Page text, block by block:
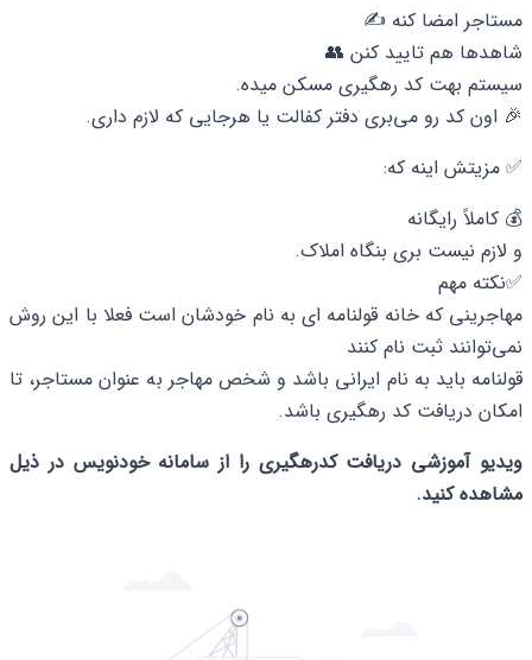
مستاجر امضا کنه ✍️
شاهدها هم تایید کنن 👥
سیستم بهت کد رهگیری مسکن میده.
🎉 اون کد رو می‌بری دفتر کفالت یا هرجایی که لازم داری.
✅ مزیتش اینه که:
💰 کاملاً رایگانه
و لازم نیست بری بنگاه املاک.
✅نکته مهم
مهاجرینی که خانه قولنامه ای به نام خودشان است فعلا با این روش
نمی‌توانند ثبت نام کنند
قولنامه باید به نام ایرانی باشد و شخص مهاجر به عنوان مستاجر، تا
امکان دریافت کد رهگیری باشد.
ویدیو آموزشی دریافت کدرهگیری را از سامانه خودنویس در ذیل
مشاهده کنید.